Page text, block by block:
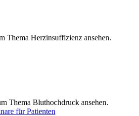
Thema Herzinsuffizienz ansehen.
Thema Bluthochdruck ansehen.